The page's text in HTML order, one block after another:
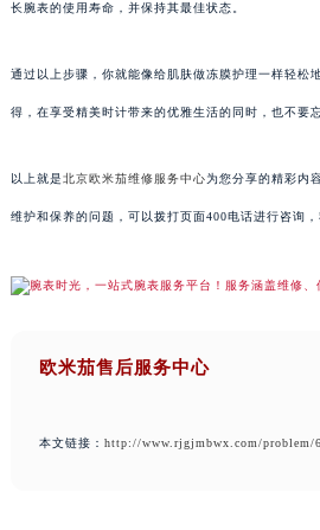
长腕表的使用寿命，并保持其最佳状态。
通过以上步骤，你就能像给肌肤做冻膜护理一样轻松
得，在享受精美时计带来的优雅生活的同时，也不要
以上就是北京欧米茄维修服务中心为您分享的精彩内
维护和保养的问题，可以拨打页面400电话进行咨询，
欧米茄售后服务中心
本文链接： http://www.rjgjmbwx.com/problem/